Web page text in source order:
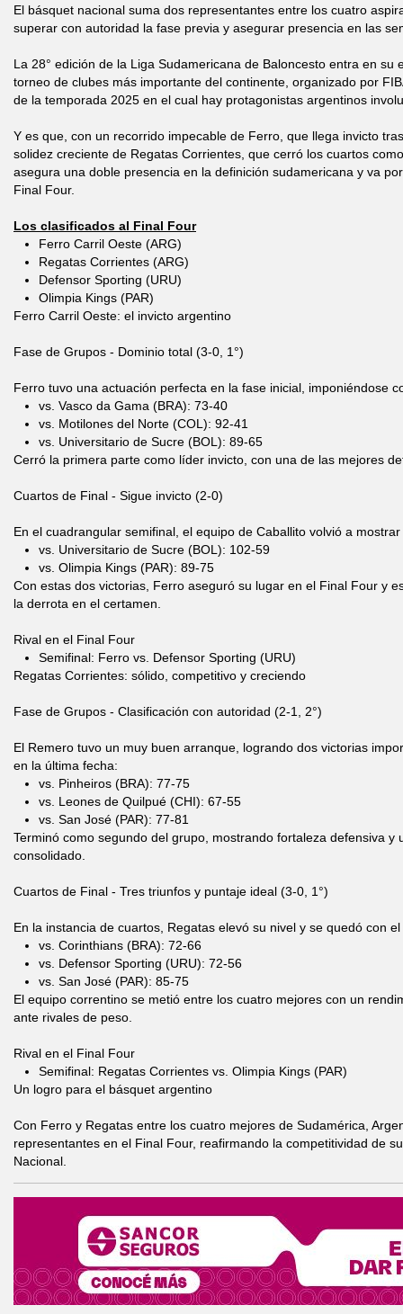
El básquet nacional suma dos representantes entre los cuatro
superar con autoridad la fase previa y asegurar presencia en las
La 28° edición de la Liga Sudamericana de Baloncesto entra en su
torneo de clubes más importante del continente, organizado por
de la temporada 2025 en el cual hay protagonistas argentinos
Y es que, con un recorrido impecable de Ferro, que llega invicto
solidez creciente de Regatas Corrientes, que cerró los cuartos
asegura una doble presencia en la definición sudamericana y va
Final Four.
Los clasificados al Final Four
Ferro Carril Oeste (ARG)
Regatas Corrientes (ARG)
Defensor Sporting (URU)
Olimpia Kings (PAR)
Ferro Carril Oeste: el invicto argentino
Fase de Grupos - Dominio total (3-0, 1°)
Ferro tuvo una actuación perfecta en la fase inicial, imponiéndose
vs. Vasco da Gama (BRA): 73-40
vs. Motilones del Norte (COL): 92-41
vs. Universitario de Sucre (BOL): 89-65
Cerró la primera parte como líder invicto, con una de las mejores
Cuartos de Final - Sigue invicto (2-0)
En el cuadrangular semifinal, el equipo de Caballito volvió a
vs. Universitario de Sucre (BOL): 102-59
vs. Olimpia Kings (PAR): 89-75
Con estas dos victorias, Ferro aseguró su lugar en el Final Four y
la derrota en el certamen.
Rival en el Final Four
Semifinal: Ferro vs. Defensor Sporting (URU)
Regatas Corrientes: sólido, competitivo y creciendo
Fase de Grupos - Clasificación con autoridad (2-1, 2°)
El Remero tuvo un muy buen arranque, logrando dos victorias
en la última fecha:
vs. Pinheiros (BRA): 77-75
vs. Leones de Quilpué (CHI): 67-55
vs. San José (PAR): 77-81
Terminó como segundo del grupo, mostrando fortaleza defensiva y
consolidado.
Cuartos de Final - Tres triunfos y puntaje ideal (3-0, 1°)
En la instancia de cuartos, Regatas elevó su nivel y se quedó con
vs. Corinthians (BRA): 72-66
vs. Defensor Sporting (URU): 72-56
vs. San José (PAR): 85-75
El equipo correntino se metió entre los cuatro mejores con un
ante rivales de peso.
Rival en el Final Four
Semifinal: Regatas Corrientes vs. Olimpia Kings (PAR)
Un logro para el básquet argentino
Con Ferro y Regatas entre los cuatro mejores de Sudamérica,
representantes en el Final Four, reafirmando la competitividad de
Nacional.